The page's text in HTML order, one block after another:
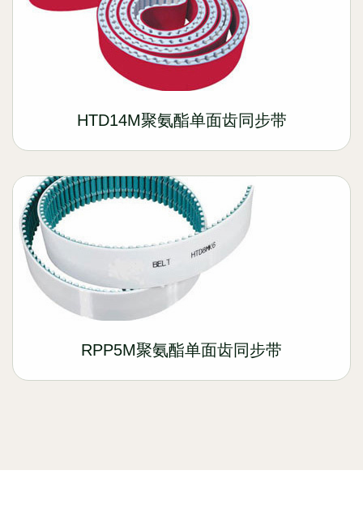
HTD14M聚氨酯单面齿同步带
RPP5M聚氨酯单面齿同步带